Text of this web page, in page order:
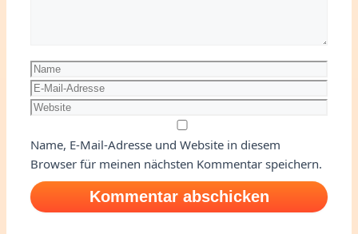
Name
E-
Mail-
Website
Name, E-Mail-Adresse und Website in diesem
Browser für meinen nächsten Kommentar speichern.